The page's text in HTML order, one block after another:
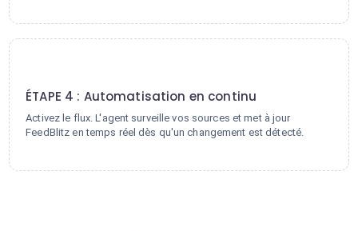
ÉTAPE 4 : Automatisation en continu
Activez le flux. L'agent surveille vos sources et met à jour
FeedBlitz en temps réel dès qu'un changement est détecté.